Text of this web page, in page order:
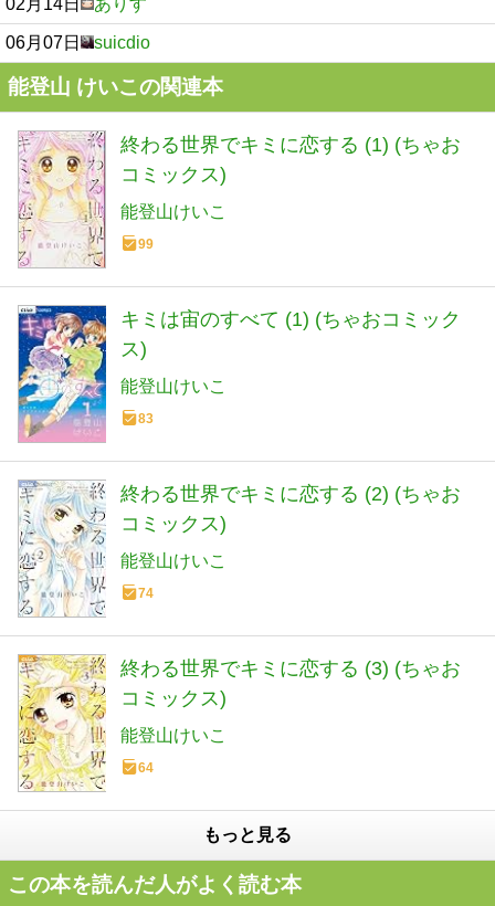
02月14日 ありす
06月07日 suicdio
能登山 けいこの関連本
終わる世界でキミに恋する (1) (ちゃお
コミックス)
能登山けいこ
99
キミは宙のすべて (1) (ちゃおコミック
ス)
能登山けいこ
83
終わる世界でキミに恋する (2) (ちゃお
コミックス)
能登山けいこ
74
終わる世界でキミに恋する (3) (ちゃお
コミックス)
能登山けいこ
64
もっと見る
この本を読んだ人がよく読む本